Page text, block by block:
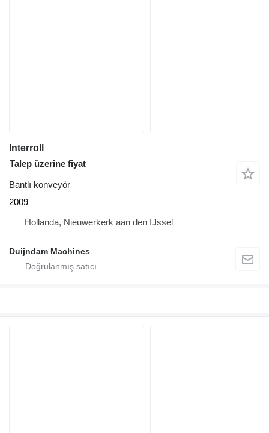
Interroll
Talep üzerine fiyat
Bantlı konveyör
2009
Hollanda, Nieuwerkerk aan den IJssel
Duijndam Machines